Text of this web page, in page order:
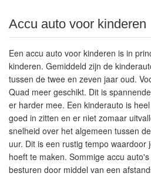
Accu auto voor kinderen
Een accu auto voor kinderen is in
kinderen. Gemiddeld zijn de
tussen de twee en zeven jaar oud.
Quad meer geschikt. Dit is
er harder mee. Een kinderauto is
goed in zitten en er niet zomaar
snelheid over het algemeen tussen
uur. Dit is een rustig tempo waardoor
hoeft te maken. Sommige accu
besturen door middel van een